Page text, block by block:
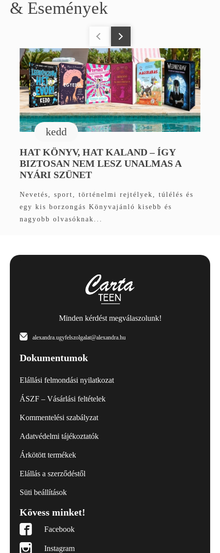
& Események
kedd
HAT KÖNYV, HAT KALAND – ÍGY
BIZTOSAN NEM LESZ UNALMAS A
NYÁRI SZÜNET
Nevetés, sport, történelmi rejtélyek, túlélés és
egy kis borzongás Könyvajánló kisebb és
nagyobb olvasóknak...
Minden kérdést megválaszolunk!
alexandra.ugyfelszolgalat@alexandra.hu
Dokumentumok
Elállási felmondási nyilatkozat
ÁSZF – Vásárlási feltételek
Kommentelési szabályzat
Adatvédelmi tájékoztatók
Árkötött termékek
Elállás a szerződéstől
Süti beállítások
Kövess minket!
Facebook
Instagram